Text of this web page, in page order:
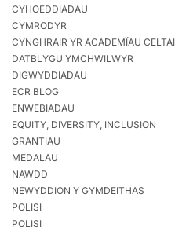
CYHOEDDIADAU
CYMRODYR
CYNGHRAIR YR ACADEMÏAU
DATBLYGU YMCHWILWYR
DIGWYDDIADAU
ECR BLOG
ENWEBIADAU
EQUITY, DIVERSITY, INCLUSION
GRANTIAU
MEDALAU
NAWDD
NEWYDDION Y GYMDEITHAS
POLISI
POLISI